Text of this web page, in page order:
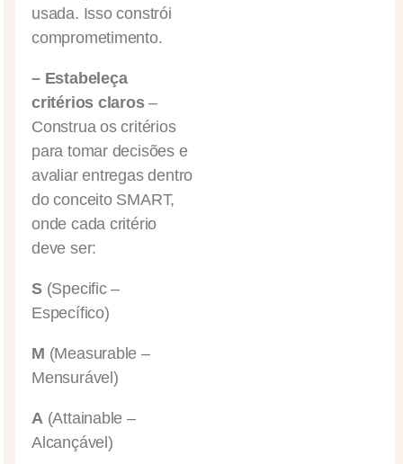
usada. Isso constrói
comprometimento.
– Estabeleça
critérios claros–
Construa os critérios
para tomar decisões e
avaliar entregas dentro
do conceito SMART,
onde cada critério
deve ser:
S(Specific –
Específico)
M (Measurable –
Mensurável)
A(Attainable –
Alcançável)